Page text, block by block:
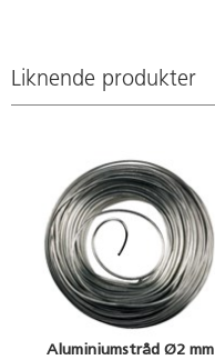
Liknende produkter
Aluminiumstråd Ø2 mm